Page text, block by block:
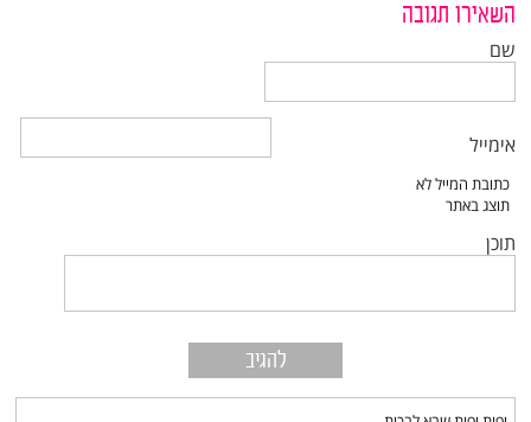
השאירו תגובה
שם
אימייל
תוכן